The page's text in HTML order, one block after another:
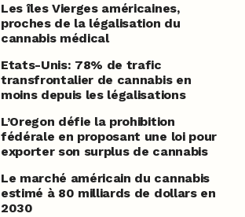
Les îles Vierges américaines,
proches de la légalisation du
cannabis médical
Etats-Unis: 78% de trafic
transfrontalier de cannabis en
moins depuis les légalisations
L’Oregon défie la prohibition
fédérale en proposant une loi pour
exporter son surplus de cannabis
Le marché américain du cannabis
estimé à 80 milliards de dollars en
2030